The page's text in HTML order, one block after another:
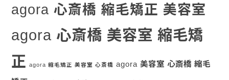
agora 心斎橋 縮毛矯正 美容室
agora 心斎橋 美容室 縮毛矯
正 agora 縮毛矯正 美容室 心斎橋 agora 美容室 心斎橋 縮毛